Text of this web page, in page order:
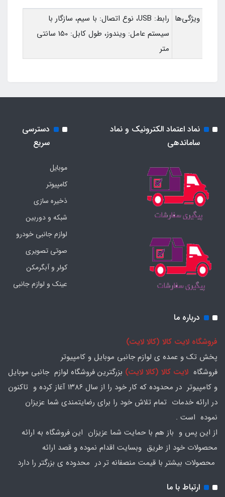
ویژگی‌ها
رابط: USB، نوع اتصال: با سیم، سازگار با
سیستم عامل: ویندوز، طول کابل: 150 سانتی
متر
نماد اعتماد الکترونیک و نماد
ساماندهی
دسترسی
سریع
موبایل
کامپیوتر
ذخیره سازی
شبکه و دوربین
لوازم جانبی خودرو
صوتی تصویری
کولر و آبگرمکن
عینک و لوازم جانبی
درباره ما
فروشگاه لایت کالا (کالا لایت)
پخش تک و عمده ی لوازم جانبی موبایل و کامپیوتر
فروشگاه لایت کالا (کالا لایت) بزرگترین فروشگاه لوازم جانبی موبایل
و کامپیوتر در محدوده که کار خود را از سال ۱۳۸۶ آغاز کرده و تاکنون
در ارائه خدمات تمام تلاش خود را برای رضایتمندی شما عزیزان
نموده است .
از این پس و باز هم با حمایت شما عزیزان این فروشگاه به ارائه
محصولات خود از طریق وبسایت اقدام نموده و قصد ارائه
محصولات بیشتر با قیمت منصفانه تر در محدوده ی بزرگتر را دارد
ارتباط با ما